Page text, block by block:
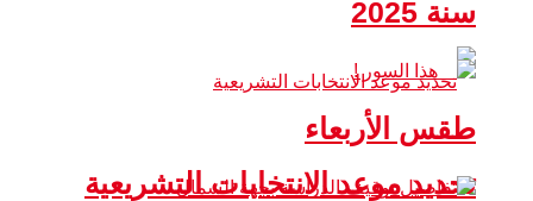
تحديد موعد الانتخابات التشريعية
سنة 2025
طقس الأربعاء